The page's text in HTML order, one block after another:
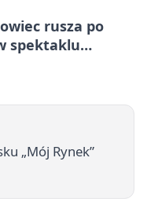
rusza po
spektaklu
„Mój Rynek”